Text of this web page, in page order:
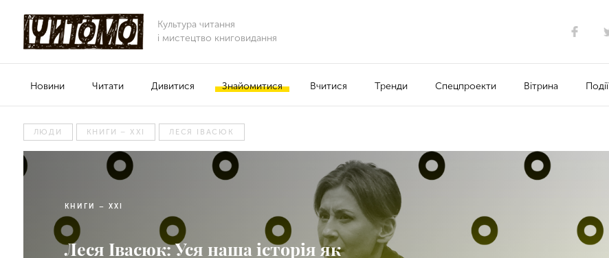
Культура читання
і мистецтво книговидання
Новини Читати Дивитися Знайомитися Вчитися Тренди Спецпроекти Вітрина Події
ЛЮДИ КНИГИ – ХХІ ЛЕСЯ ІВАСЮК
КНИГИ – ХХІ
Леся Івасюк: Уся наша історія як